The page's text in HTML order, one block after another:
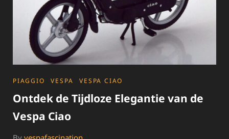
CATEGORIES
PIAGGIO VESPA VESPA CIAO
Ontdek de Tijdloze Elegantie van de
Vespa Ciao